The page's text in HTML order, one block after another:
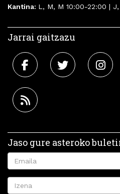
Kantina: L, M, M 10:00-22:00 |
Jarrai gaitzazu
Jaso gure asteroko